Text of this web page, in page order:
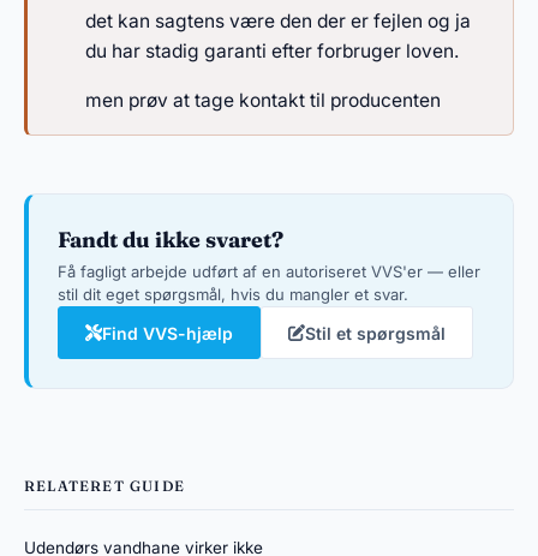
det kan sagtens være den der er fejlen og ja
du har stadig garanti efter forbruger loven.
men prøv at tage kontakt til producenten
Fandt du ikke svaret?
Få fagligt arbejde udført af en autoriseret VVS'er — eller
stil dit eget spørgsmål, hvis du mangler et svar.
Find VVS-hjælp Stil et spørgsmål
RELATERET GUIDE
Udendørs vandhane virker ikke